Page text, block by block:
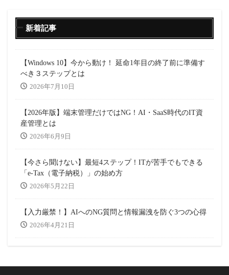
新着記事
【Windows 10】今から動け！ 延命1年目の終了前に準備す
べき３ステップとは
2026年7月10日
【2026年版】端末管理だけではNG！AI・SaaS時代のIT資
産管理とは
2026年6月9日
【今さら聞けない】最短4ステップ！ITが苦手でもできる
「e-Tax（電子納税）」の始め方
2026年5月22日
【入力厳禁！】AIへのNG質問と情報漏洩を防ぐ3つの心得
2026年4月21日